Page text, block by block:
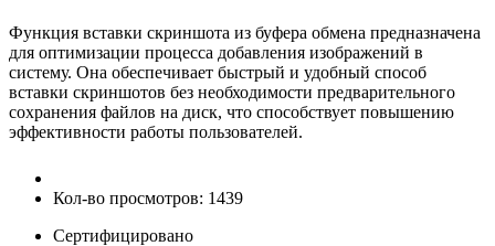
Функция вставки скриншота из буфера обмена предназначена
для оптимизации процесса добавления изображений в
систему. Она обеспечивает быстрый и удобный способ
вставки скриншотов без необходимости предварительного
сохранения файлов на диск, что способствует повышению
эффективности работы пользователей.
Кол-во просмотров: 1439
Сертифицировано